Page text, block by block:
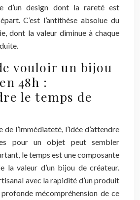
d’un design dont la rareté est
C’est l’antithèse absolue du
dont la valeur diminue à chaque
vouloir un bijou
48h :
le temps de
l’immédiateté, l’idée d’attendre
pour un objet peut sembler
le temps est une composante
la valeur d’un bijou de créateur.
avec la rapidité d’un produit
mécompréhension de ce